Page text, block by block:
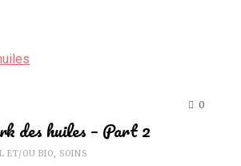
0
des huiles – Part 2
ET/OU BIO, SOINS